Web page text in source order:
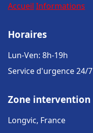
Accueil Informations
Horaires
Lun-Ven: 8h-19h
Service d'urgence 24/7
Zone intervention
Longvic, France